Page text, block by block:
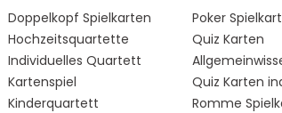
Doppelkopf Spielkarten
Hochzeitsquartette
Individuelles Quartett
Kartenspiel
Kinderquartett
Poker
Quiz Karten
Quiz Karten
Romme